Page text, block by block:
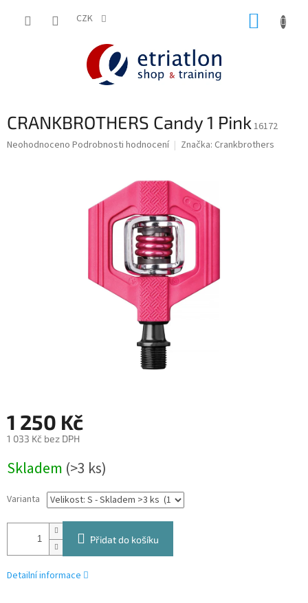
CZK
CRANKBROTHERS Candy 1 Pink 16172
Průměrné
Neohodnoceno Podrobnosti hodnocení Značka: Crankbrothers
1 250 Kč
1 033 Kč bez DPH
cena:
Skladem (>3 ks)
Varianta
Přidat do košíku
Detailní informace
shop.etriatlon.cz - Chat